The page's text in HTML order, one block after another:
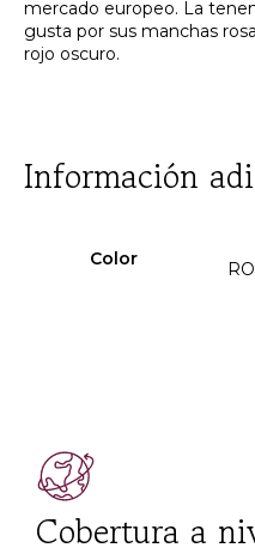
mercado europeo. La
gusta por sus manchas
rojo oscuro.
Información
Color
Cobertura a